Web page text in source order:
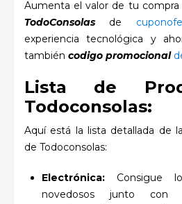
Aumenta el valor de tu compra
TodoConsolas de
experiencia tecnológica y
también codigo promocional
Lista de
Todoconsolas:
Aquí está la lista detallada de
de Todoconsolas:
Electrónica: Consigue
novedosos junto con